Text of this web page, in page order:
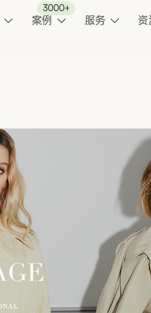
案例
3000+
服务 资